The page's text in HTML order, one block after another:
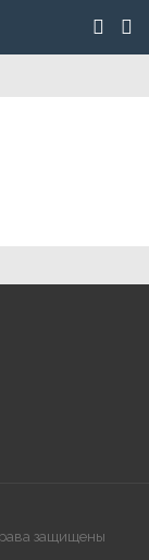
защищены